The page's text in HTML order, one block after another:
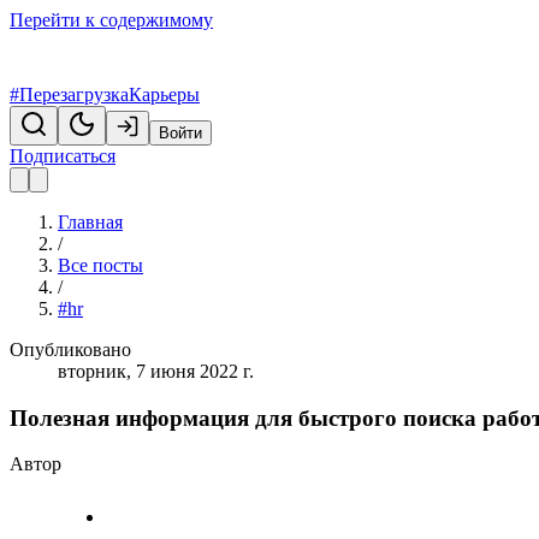
Перейти к содержимому
#ПерезагрузкаКарьеры
Войти
Подписаться
Главная
/
Все посты
/
#hr
Опубликовано
вторник, 7 июня 2022 г.
Полезная информация для быстрого поиска
Автор